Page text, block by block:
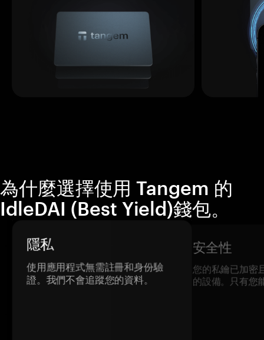
為什麼選擇使用 Tangem 的
IdleDAI (Best Yield)錢包。
隱私
使用應用程式無需註冊和身份驗
證。我們不會追蹤您的資料。
安全性
您的私鑰已加密
的設備。只有您